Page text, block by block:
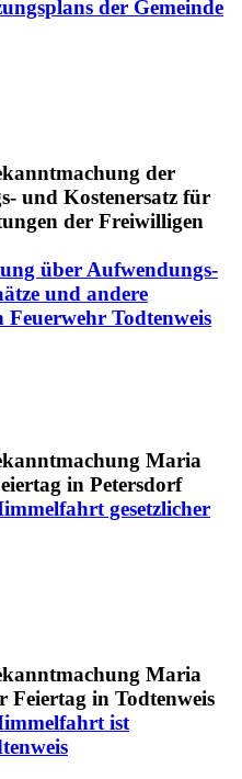
der Gemeinde
über Aufwendungs-
und andere
Todtenweis
gesetzlicher
ist